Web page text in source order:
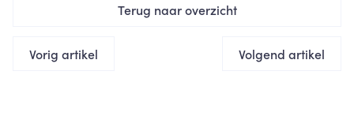
Terug naar overzicht
Vorig artikel Volgend artikel